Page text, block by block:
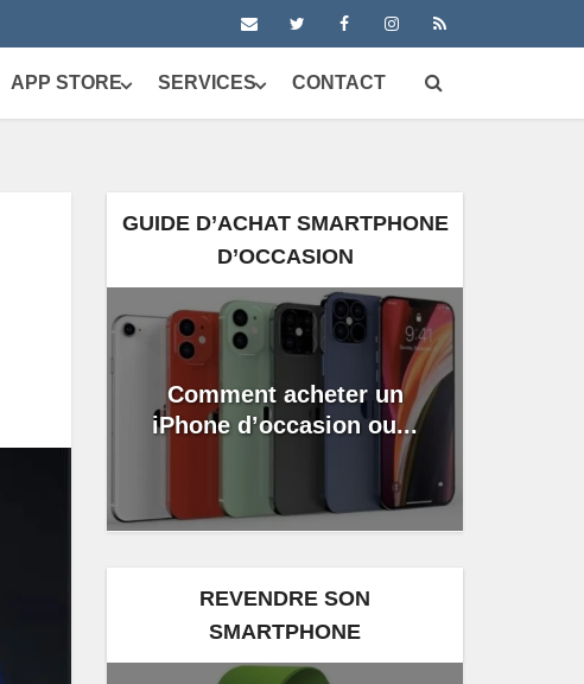
APP STORE SERVICES CONTACT
GUIDE D’ACHAT SMARTPHONE
D’OCCASION
Comment acheter un
iPhone d’occasion ou...
REVENDRE SON
SMARTPHONE